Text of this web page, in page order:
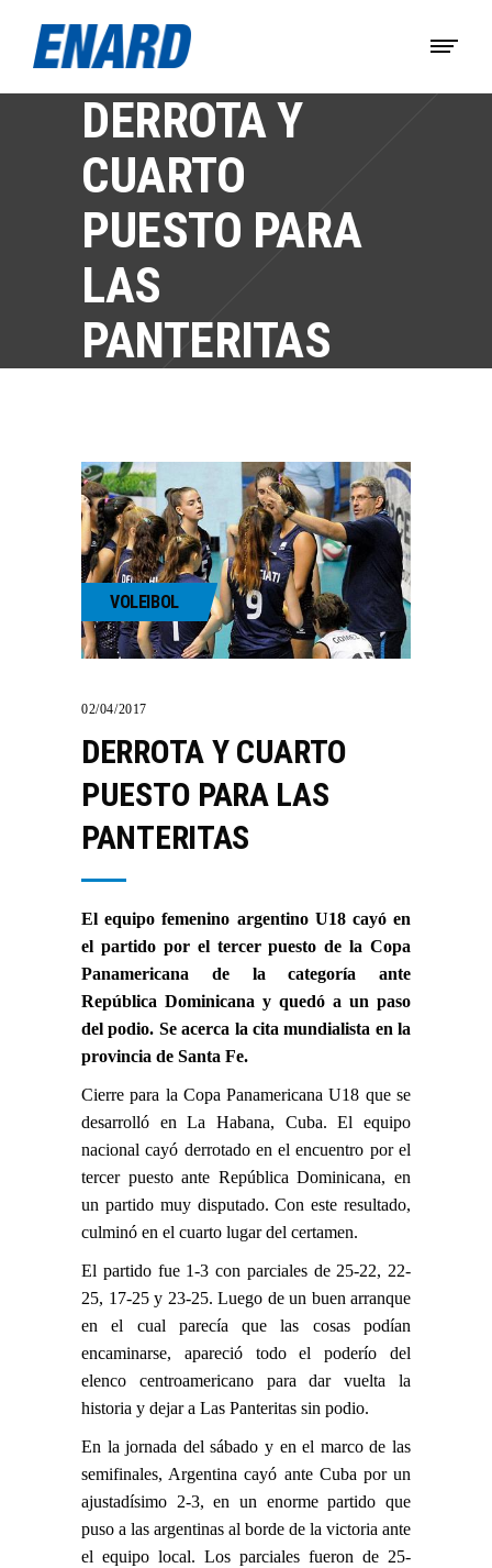
DERROTA Y
CUARTO
PUESTO PARA
LAS
PANTERITAS
VOLEIBOL
02/04/2017
DERROTA Y CUARTO
PUESTO PARA LAS
PANTERITAS
El equipo femenino argentino U18 cayó en
el partido por el tercer puesto de la Copa
Panamericana de la categoría ante
República Dominicana y quedó a un paso
del podio. Se acerca la cita mundialista en la
provincia de Santa Fe.
Cierre para la Copa Panamericana U18 que se
desarrolló en La Habana, Cuba. El equipo
nacional cayó derrotado en el encuentro por el
tercer puesto ante República Dominicana, en
un partido muy disputado. Con este resultado,
culminó en el cuarto lugar del certamen.
El partido fue 1-3 con parciales de 25-22, 22-
25, 17-25 y 23-25. Luego de un buen arranque
en el cual parecía que las cosas podían
encaminarse, apareció todo el poderío del
elenco centroamericano para dar vuelta la
historia y dejar a Las Panteritas sin podio.
En la jornada del sábado y en el marco de las
semifinales, Argentina cayó ante Cuba por un
ajustadísimo 2-3, en un enorme partido que
puso a las argentinas al borde de la victoria ante
el equipo local. Los parciales fueron de 25-